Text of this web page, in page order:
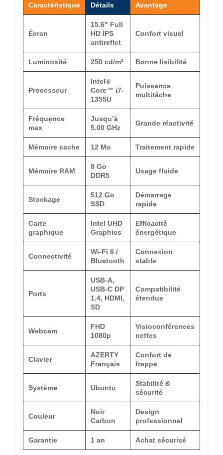
Caractéristique Détails Avantage
Écran
15.6" Full
HD IPS
antireflet
Confort visuel
Luminosité 250 cd/m² Bonne lisibilité
Processeur
Intel®
Core™ i7-
1355U
Puissance
multitâche
Fréquence
max
Jusqu’à
5.00 GHz
Grande réactivité
Mémoire cache 12 Mo Traitement rapide
Mémoire RAM
8 Go
DDR5
Usage fluide
Stockage
512 Go
SSD
Démarrage
rapide
Carte
graphique
Intel UHD
Graphics
Efficacité
énergétique
Connectivité
Wi-Fi 6 /
Bluetooth
Connexion
stable
Ports
USB-A,
USB-C DP
1.4, HDMI,
SD
Compatibilité
étendue
Webcam
FHD
1080p
Visioconférences
nettes
Clavier
AZERTY
Français
Confort de
frappe
Système Ubuntu
Stabilité &
sécurité
Couleur
Noir
Carbon
Design
professionnel
Garantie 1 an Achat sécurisé